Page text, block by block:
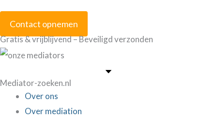
Contact opnemen
Gratis & vrijblijvend – Beveiligd verzonden
Mediator-zoeken.nl
Over ons
Over mediation